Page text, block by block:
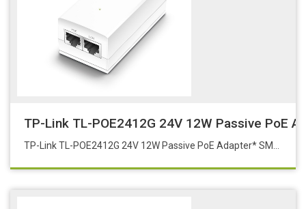
TP-Link TL-POE2412G 24V 12W Passive PoE